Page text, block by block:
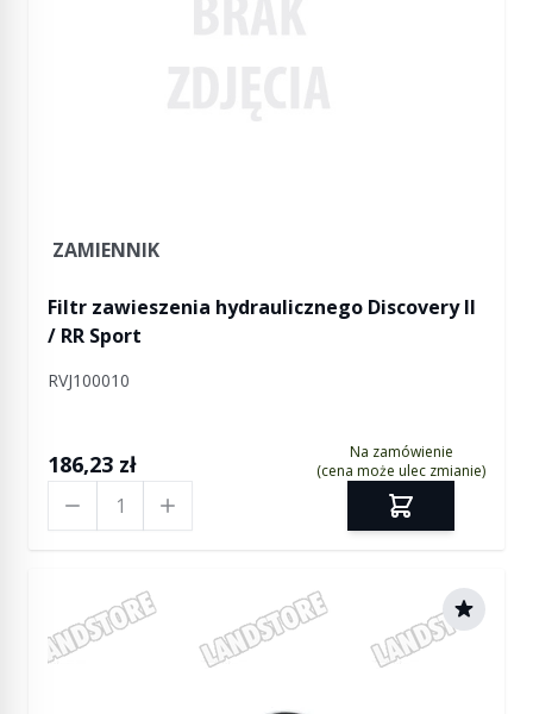
ZAMIENNIK
Filtr zawieszenia hydraulicznego Discovery II
/ RR Sport
RVJ100010
186,23 zł
Na zamówienie
(cena może ulec zmianie)